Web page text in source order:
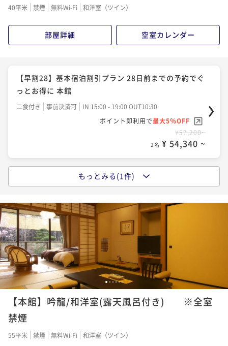
40平米 禁煙 無料Wi-Fi 和洋室（ツイン）
部屋詳細 空室カレンダー
【早割28】基本宿泊割引プラン 28日前までの予約でぐ
っとお得に 本館
二食付き 事前決済可
IN 15:00 - 19:00 OUT10:30
ポイント即利用で最大5％OFF
¥57,200~
2名 ¥ 54,340 ~
『奥の院ほてる とく川』 基本宿泊プラン
ポイント即利用で最大5％OFF
2名
もっとみる(1件)
1 23456
【本館】吟龍/和洋室(露天風呂付き) ※全室
禁煙
55平米 禁煙 無料Wi-Fi 和洋室（ツイン）